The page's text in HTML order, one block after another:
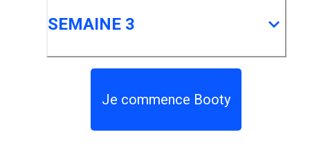
SEMAINE 3
Je commence Booty